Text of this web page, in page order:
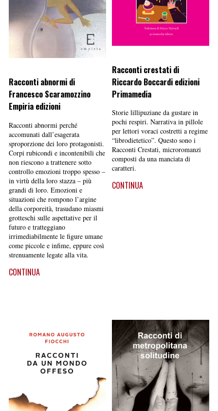
Racconti abnormi di
Francesco Scaramozzino
Empiria edizioni
Racconti abnormi perché
accomunati dall’esagerata
sproporzione dei loro protagonisti.
Corpi rubicondi e incontenibili che
non riescono a trattenere sotto
controllo emozioni troppo spesso –
in virtù della loro stazza – più
grandi di loro. Emozioni e
situazioni che rompono l’argine
della corporeità, trasudano miasmi
grotteschi sulle aspettative per il
futuro e tratteggiano
irrimediabilmente le figure umane
come piccole e infime, eppure così
strenuamente legate alla vita.
CONTINUA
Racconti crestati di
Riccardo Boccardi edizioni
Primamedia
Storie lillipuziane da gustare in
pochi respiri. Narrativa in pillole
per lettori voraci costretti a regime
“librodietetico”. Questo sono i
Racconti Crestati, microromanzi
composti da una manciata di
caratteri.
CONTINUA